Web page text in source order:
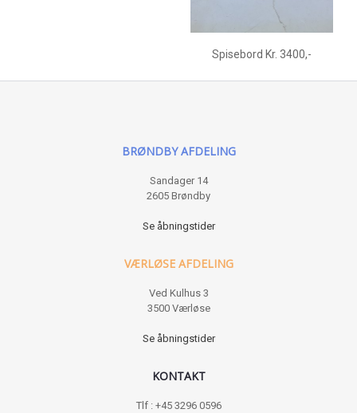
Spisebord Kr. 3400,-
BRØNDBY AFDELING
Sandager 14
2605 Brøndby
Se åbningstider
VÆRLØSE AFDELING
Ved Kulhus 3
3500 Værløse
Se åbningstider
KONTAKT
Tlf : +45 3296 0596